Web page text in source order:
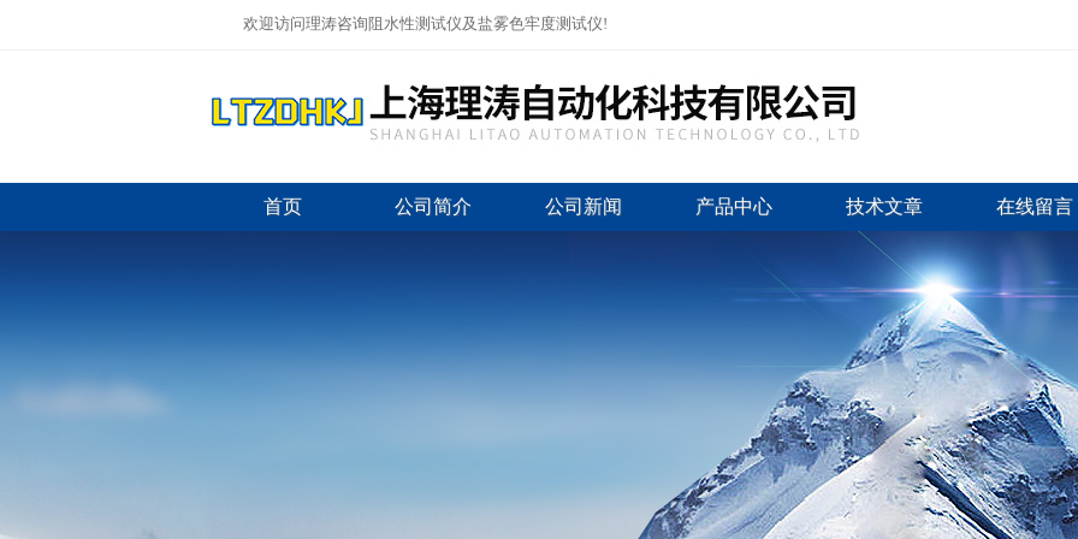
欢迎访问理涛咨询阻水性测试仪及盐雾色牢度测试仪!
首页 公司简介 公司新闻 产品中心 技术文章 在线留言